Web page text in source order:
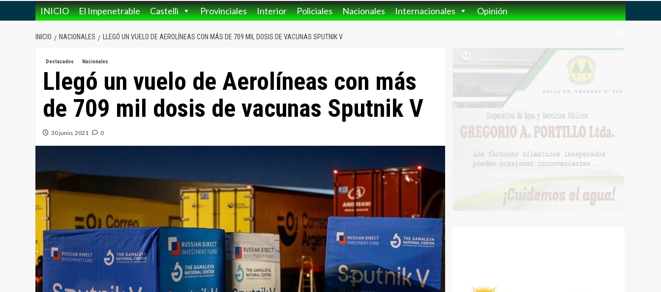
INICIO El Impenetrable Castelli Provinciales Interior Policiales Nacionales Internacionales Opinión
INICIO NACIONALES LLEGÓ UN VUELO DE AEROLÍNEAS CON MÁS DE 709 MIL DOSIS DE VACUNAS SPUTNIK V
Destacados Nacionales
Llegó un vuelo de Aerolíneas con más
de 709 mil dosis de vacunas Sputnik V
30 junio, 2021 0